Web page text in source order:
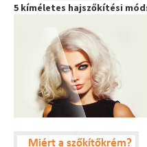
5 kíméletes hajszőkítési